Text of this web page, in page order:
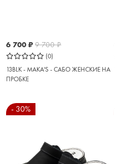
6 700 ₽ 9 700₽
(0)
13BLK - MAKA'S - САБО ЖЕНСКИЕ НА
ПРОБКЕ
- 30%